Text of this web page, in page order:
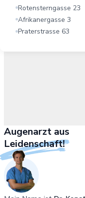
Rotensterngasse 23
Afrikanergasse 3
Praterstrasse 63
Augenarzt aus
Leidenschaft!